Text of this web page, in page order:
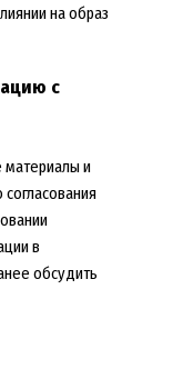
на образ
с
материалы и
в
обсудить